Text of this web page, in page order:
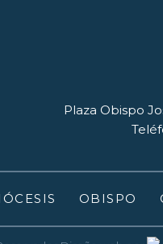
Plaza Obispo
OBISPO